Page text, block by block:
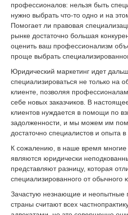
профессионалов: нельзя быть
нужно выбрать что-то одно и на
Помогает ли правовая
рынке достаточно большая
оценить ваш профессионализм
проще выбрать
Юридический маркетинг идет
специализироваться не только на
клиенте, позволяя
себе новых заказчиков. В
клиентов нуждается в помощи по
задолженности, и мы можем им
достаточно специалистов и опыта
К сожалению, в наше время
являются юридически
представляют разницу, которая
специализированного от обычного
Зачастую незнающие и неопытные
страны считают всех